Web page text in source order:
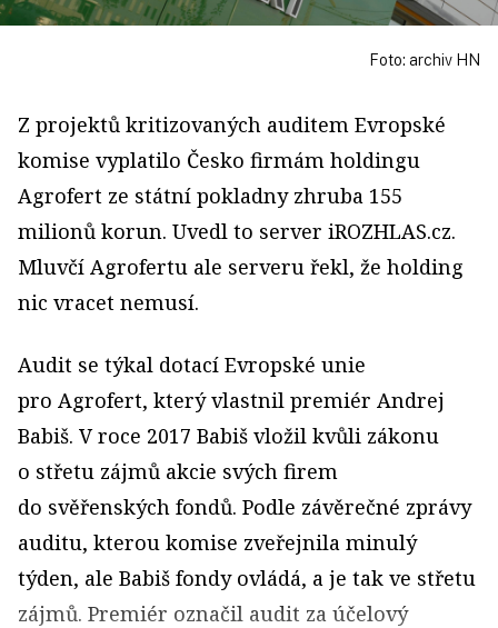
Foto: archiv HN
Z projektů kritizovaných auditem Evropské
komise vyplatilo Česko firmám holdingu
Agrofert ze státní pokladny zhruba 155
milionů korun. Uvedl to server iROZHLAS.cz.
Mluvčí ­Agrofertu ale serveru řekl, že holding
nic vracet nemusí.
Audit se týkal dotací Evropské unie
pro Agrofert, který vlastnil premiér Andrej
Babiš. V roce 2017 Babiš vložil kvůli zákonu
o střetu zájmů akcie svých firem
do svěřenských fondů. Podle závěrečné zprávy
auditu, kterou komise zveřejnila minulý
týden, ale Babiš fondy ovládá, a je tak ve střetu
zájmů. Premiér označil audit za účelový